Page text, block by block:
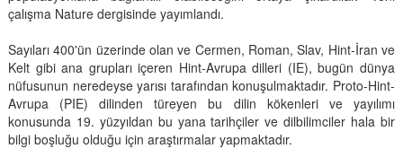
çalışma Nature dergisinde yayımlandı.
Sayıları 400'ün üzerinde olan ve Cermen, Roman, Slav, Hint-İran ve
Kelt gibi ana grupları içeren Hint-Avrupa dilleri (IE), bugün dünya
nüfusunun neredeyse yarısı tarafından konuşulmaktadır. Proto-Hint-
Avrupa (PIE) dilinden türeyen bu dilin kökenleri ve yayılımı
konusunda 19. yüzyıldan bu yana tarihçiler ve dilbilimciler hala bir
bilgi boşluğu olduğu için araştırmalar yapmaktadır.